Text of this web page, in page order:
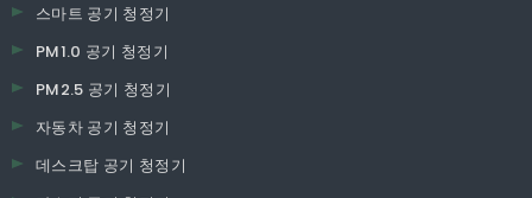
스마트 공기 청정기
PM1.0 공기 청정기
PM2.5 공기 청정기
자동차 공기 청정기
데스크탑 공기 청정기